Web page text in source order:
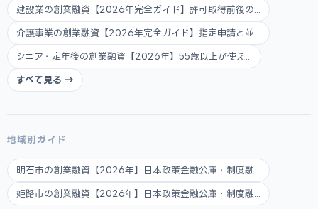
建設業の創業融資【2026年完全ガイド】許可取得前後の...
介護事業の創業融資【2026年完全ガイド】指定申請と並...
シニア・定年後の創業融資【2026年】55歳以上が使え...
すべて見る →
地域別ガイド
明石市の創業融資【2026年】日本政策金融公庫・制度融...
姫路市の創業融資【2026年】日本政策金融公庫・制度融...